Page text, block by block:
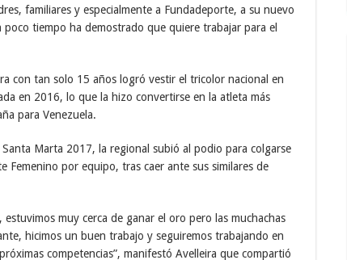
familiares y especialmente a Fundadeporte, a su nuevo
tiempo ha demostrado que quiere trabajar para el
con tan solo 15 años logró vestir el tricolor nacional en
en 2016, lo que la hizo convertirse en la atleta más
para Venezuela.
Marta 2017, la regional subió al podio para colgarse
Femenino por equipo, tras caer ante sus similares de
muy cerca de ganar el oro pero las muchachas
hicimos un buen trabajo y seguiremos trabajando en
competencias”, manifestó Avelleira que compartió